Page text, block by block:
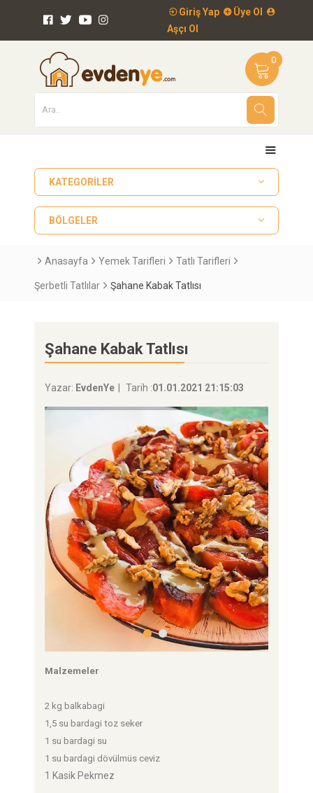
Giriş Yap
Üye Ol
Aşçı Ol
0
KATEGORILER
BÖLGELER
Anasayfa Yemek Tarifleri Tatlı Tarifleri
Şerbetli Tatlılar Şahane Kabak Tatlısı
Şahane Kabak Tatlısı
Yazar: EvdenYe Tarih :01.01.2021 21:15:03
Malzemeler
2 kg balkabagi
1,5 su bardagi toz seker
1 su bardagi su
1 su bardagi dövülmüs ceviz
1 Kasik Pekmez